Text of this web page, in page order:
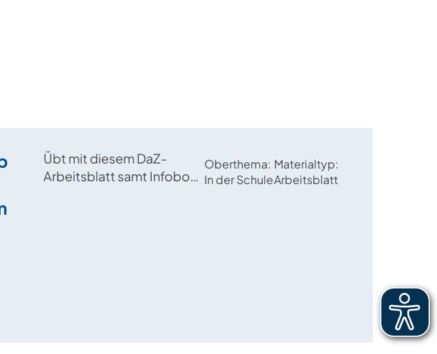
Übt mit diesem DaZ-
Arbeitsblatt samt Infobox
Oberthema
In der Schule
Materialtyp
Arbeitsblatt